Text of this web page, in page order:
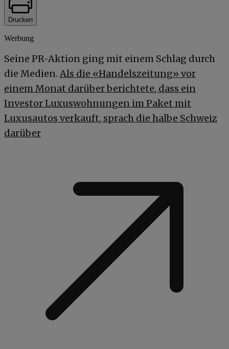
Drucken
Werbung
Seine PR-Aktion ging mit einem Schlag durch
die Medien. Als die «Handelszeitung» vor
einem Monat darüber berichtete, dass ein
Investor Luxuswohnungen im Paket mit
Luxusautos verkauft, sprach die halbe Schweiz
darüber